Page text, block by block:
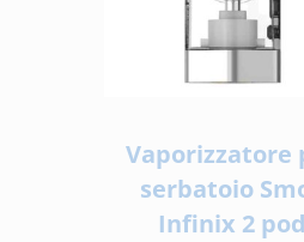
Vaporizzatore
serbatoio
Infinix 2 pod